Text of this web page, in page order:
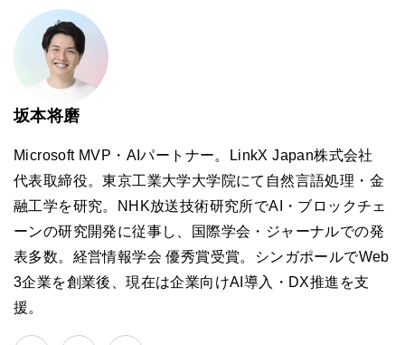
坂本将磨
Microsoft MVP・AIパートナー。LinkX Japan株式会社
代表取締役。東京工業大学大学院にて自然言語処理・金
融工学を研究。NHK放送技術研究所でAI・ブロックチェ
ーンの研究開発に従事し、国際学会・ジャーナルでの発
表多数。経営情報学会 優秀賞受賞。シンガポールでWeb
3企業を創業後、現在は企業向けAI導入・DX推進を支
援。